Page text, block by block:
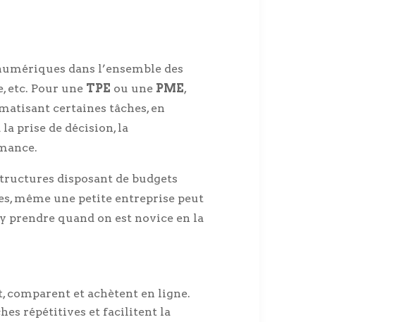
dans l’ensemble des
etc. Pour une TPE ou une PME,
certaines tâches, en
prise de décision, la
disposant de budgets
même une petite entreprise peut
prendre quand on est novice en la
comparent et achètent en ligne.
répétitives et facilitent la